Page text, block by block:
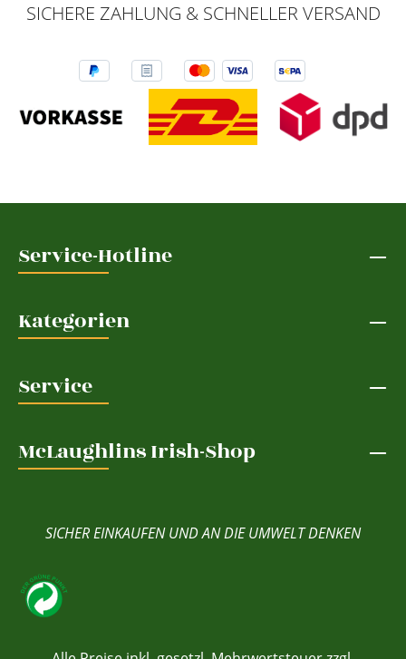
SICHERE ZAHLUNG & SCHNELLER VERSAND
Service-Hotline
Kategorien
Service
McLaughlins Irish-Shop
SICHER EINKAUFEN UND AN DIE UMWELT DENKEN